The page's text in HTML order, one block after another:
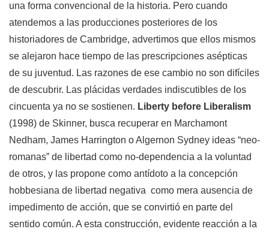
una forma convencional de la historia. Pero cuando
atendemos a las producciones posteriores de los
historiadores de Cambridge, advertimos que ellos mismos
se alejaron hace tiempo de las prescripciones asépticas
de su juventud. Las razones de ese cambio no son difíciles
de descubrir. Las plácidas verdades indiscutibles de los
cincuenta ya no se sostienen. Liberty before Liberalism
(1998) de Skinner, busca recuperar en Marchamont
Nedham, James Harrington o Algernon Sydney ideas “neo-
romanas” de libertad como no-dependencia a la voluntad
de otros, y las propone como antídoto a la concepción
hobbesiana de libertad negativa como mera ausencia de
impedimento de acción, que se convirtió en parte del
sentido común. A esta construcción, evidente reacción a la